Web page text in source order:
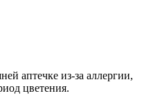
аптечке из-за аллергии,
цветения.